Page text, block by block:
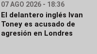
07 AGO 2026 - 18:36
El delantero inglés Ivan
Toney es acusado de
agresión en Londres